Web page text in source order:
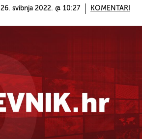
26. svibnja 2022. @ 10:27 KOMENTARI